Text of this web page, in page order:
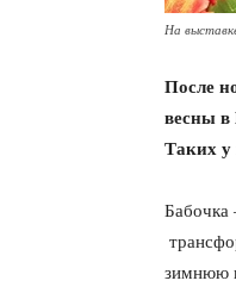
На
После
весны в
Таких у
Бабочка
зимнюю